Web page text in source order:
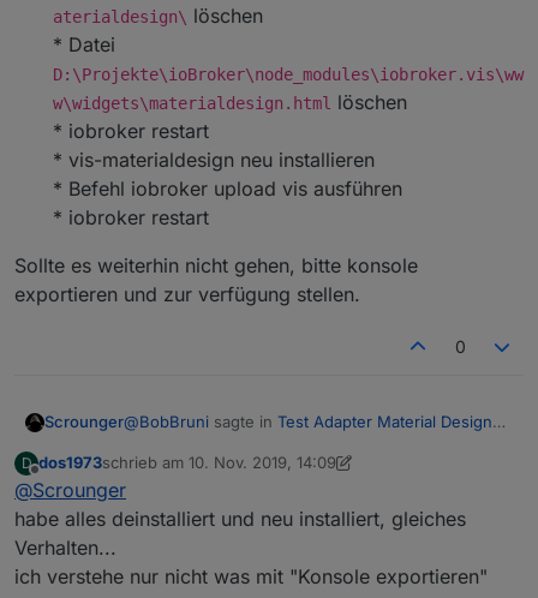
aterialdesign\ löschen
* Datei
D:\Projekte\ioBroker\node_modules\iobroker.vis\ww
w\widgets\materialdesign.html löschen
* iobroker restart
* vis-materialdesign neu installieren
* Befehl iobroker upload vis ausführen
* iobroker restart
Sollte es weiterhin nicht gehen, bitte konsole
exportieren und zur verfügung stellen.
0
Scrounger@BobBruni sagte in Test Adapter Material Design
level.dimmer bzw. level.blind lässt sich mein
Dimmer / Rolloaktor steuern, allerdings wird
übermittelt sondern sekündlich fort an.
Muss ich testen. Mach mal nen export von dem
Working Datenpunkt?
@dos1973sagte inTest Adapter Material Design
D
Offline
dos1973schrieb am 10. Nov. 2019, 14:09
zuletzt editiert von dos197311. Okt. 2019, 15:09
@Scrounger
habe alles deinstalliert und neu installiert, gleiches
Verhalten...
ich verstehe nur nicht was mit "Konsole exportieren"